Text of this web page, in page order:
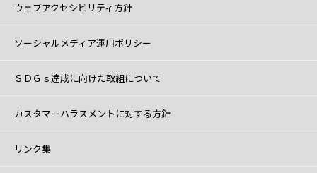
ウェブアクセシビリティ方針
ソーシャルメディア運用ポリシー
ＳＤＧｓ達成に向けた取組について
カスタマーハラスメントに対する方針
リンク集